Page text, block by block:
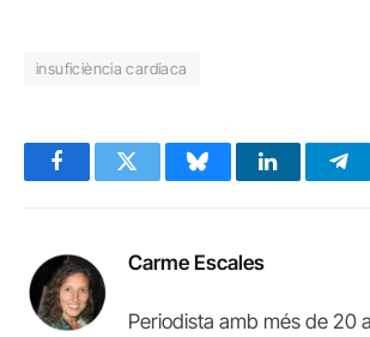
insuficiència cardíaca
FacebookTwitter BlueskyLinkedIn
Carme Escales
Periodista amb més de 20